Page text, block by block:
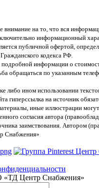
на то, что вся
информационный
публичной офертой,
кодекса РФ.
информации о
обращаться по указанным
либо ином использовании
гиперссылка на источник
иные иллюстрации
согласия автора
заимствования. Автором
Снабжения»
Центр Снабжения»